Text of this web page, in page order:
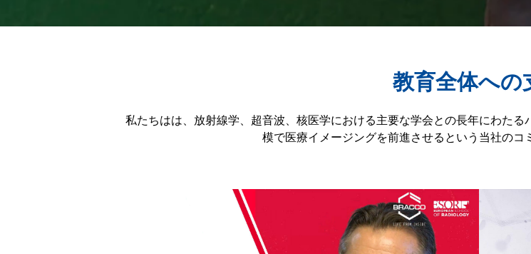
教育全体への
私たちはは、放射線学、超音波、核医学における主要な学会との長年にわた
模で医療イメージングを前進させるという当社のコ